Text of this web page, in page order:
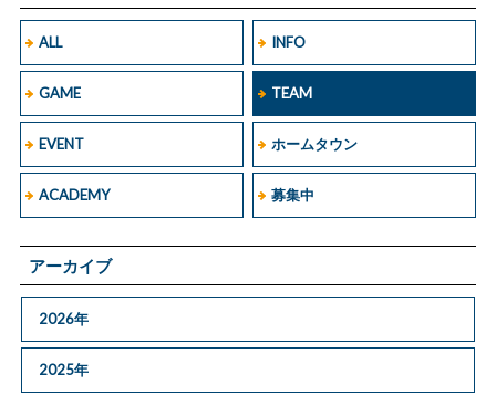
ALL INFO
GAME TEAM
EVENT ホームタウン
ACADEMY 募集中
アーカイブ
2026年
2025年